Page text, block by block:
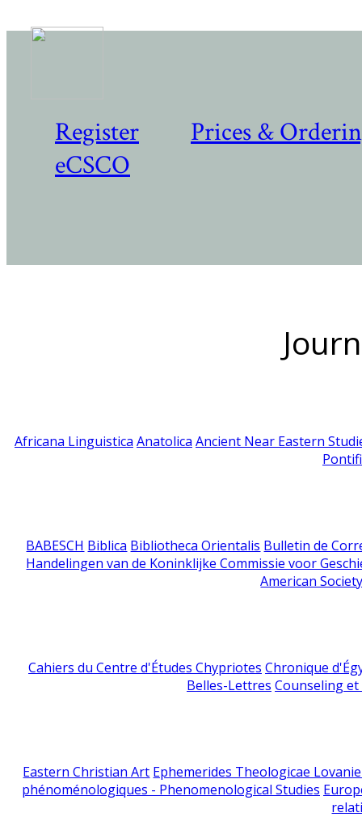
Register
Prices &
eCSCO
Africana Linguistica Anatolica Ancient Near Eastern
BABESCH Biblica Bibliotheca Orientalis Bulletin de
Handelingen van de Koninklijke Commissie voor
American
Cahiers du Centre d'Études Chypriotes Chronique
Belles-Lettres Counseling
Eastern Christian Art Ephemerides Theologicae
phénoménologiques - Phenomenological Studies